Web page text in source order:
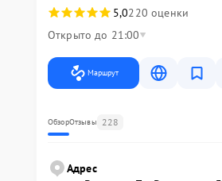
5,0220 оценки
Открыто до 21:00
Маршрут
ОбзорОтзывы 228
Адрес